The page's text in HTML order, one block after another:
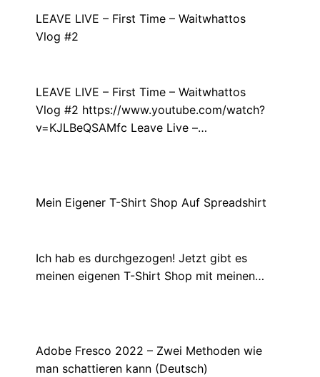
LEAVE LIVE – First Time – Waitwhattos
Vlog #2
LEAVE LIVE – First Time – Waitwhattos
Vlog #2 https://www.youtube.com/watch?
v=KJLBeQSAMfc Leave Live –…
Mein Eigener T-Shirt Shop Auf Spreadshirt​
Ich hab es durchgezogen! Jetzt gibt es
meinen eigenen T-Shirt Shop mit meinen…
Adobe Fresco 2022 – Zwei Methoden wie
man schattieren kann (Deutsch)